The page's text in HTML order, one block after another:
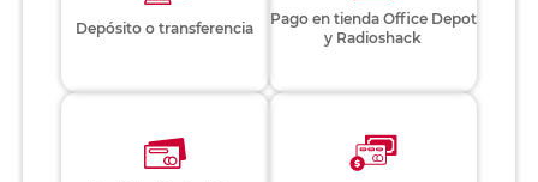
Depósito o transferencia
Pago en tienda Office Depot
y Radioshack